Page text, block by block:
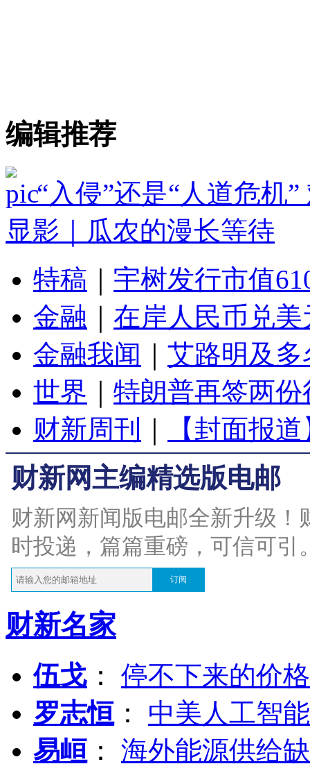
编辑推荐
“入侵”还是“人道危机
显影｜瓜农的漫长等待
特稿
宇树发行市值
金融
在岸人民币兑
金融我闻
艾路明及
世界
特朗普再签两
财新周刊
【封面报
财新网主编精选版电邮
财新网新闻版电邮全新升级
时投递，篇篇重磅，可信可引
订阅
财新名家
伍戈 ： 停不下来的价
罗志恒 ： 中美人工智
易峘 ： 海外能源供给